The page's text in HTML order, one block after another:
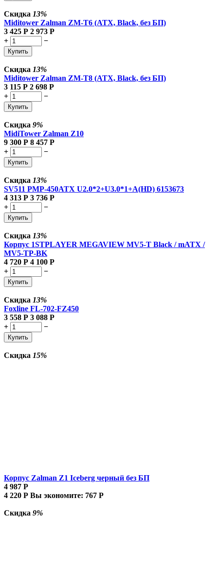
Скидка 13%
Miditower Zalman ZM-T6 (ATX, Black, без БП)
3 425 Р 2 973 Р
+
−
Купить
Скидка 13%
Miditower Zalman ZM-T8 (ATX, Black, без БП)
3 115 Р 2 698 Р
+
−
Купить
Скидка 9%
MidiTower Zalman Z10
9 300 Р 8 457 Р
+
−
Купить
Скидка 13%
SV511 PMP-450ATX U2.0*2+U3.0*1+A(HD) 6153673
4 313 Р 3 736 Р
+
−
Купить
Скидка 13%
Корпус 1STPLAYER MEGAVIEW MV5-T Black / mATX /
MV5-TP-BK
4 720 Р 4 100 Р
+
−
Купить
Скидка 13%
Foxline FL-702-FZ450
3 558 Р 3 088 Р
+
−
Купить
Скидка 15%
Корпус Zalman Z1 Iceberg черный без БП
4 987 Р
4 220 Р Вы экономите: 767 Р
Скидка 9%